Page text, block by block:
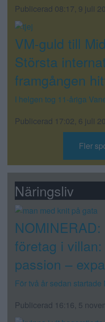
Publicerad 08:17, 9 juli
VM-guld till
Största
framgången
I helgen tog 11-åriga
Publicerad 17:02, 6 juli
Fler
Näringsliv
företag i
passion –
För två år sedan
Publicerad 16:16, 5